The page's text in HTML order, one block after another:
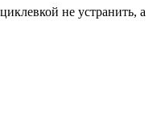
не устранить, а